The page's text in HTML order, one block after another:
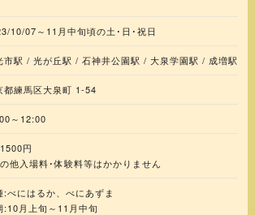
10/07～11月中旬頃の土･日･祝日
市駅 / 光が丘駅 / 石神井公園駅 / 大泉学園駅 / 成増駅
都練馬区大泉町 1-54
～12:00
円
他入場料･体験料等はかかりません
:べにはるか、べにあずま
:10月上旬～11月中旬